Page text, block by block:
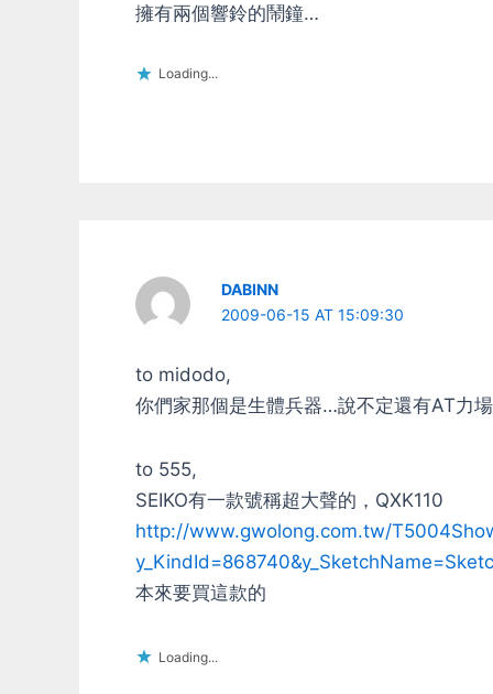
擁有兩個響鈴的鬧鐘…
Loading...
DABINN
2009-06-15 AT 15:09:30
to midodo,
你們家那個是生體兵器…說不定還有AT力
to 555,
SEIKO有一款號稱超大聲的，QXK110
http://www.gwolong.com.tw/
本來要買這款的
Loading...